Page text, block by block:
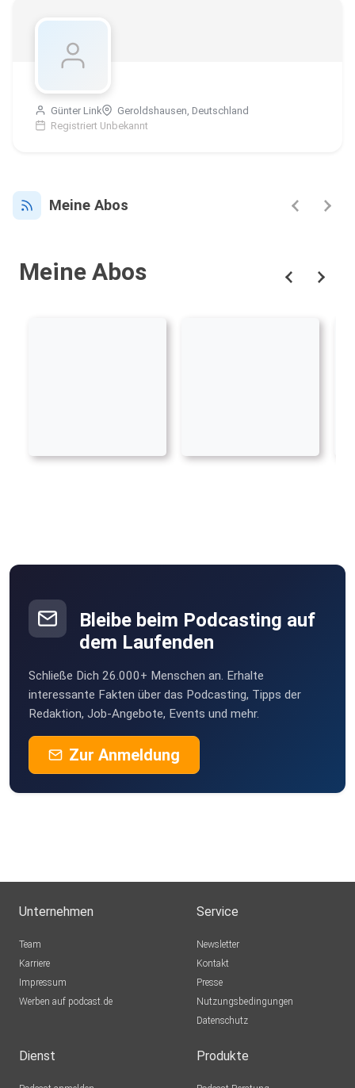
Günter Link
Geroldshausen, Deutschland
Registriert Unbekannt
Meine Abos
Meine Abos
Bleibe beim Podcasting auf
dem Laufenden
Schließe Dich 26.000+ Menschen an. Erhalte
interessante Fakten über das Podcasting, Tipps der
Redaktion, Job-Angebote, Events und mehr.
Zur Anmeldung
Unternehmen
Team
Karriere
Impressum
Werben auf podcast.de
Service
Newsletter
Kontakt
Presse
Nutzungsbedingungen
Datenschutz
Dienst Produkte